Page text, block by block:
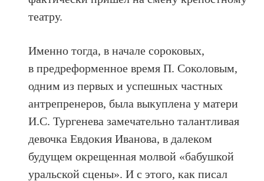
театру.
Именно тогда, в начале сороковых,
в предреформенное время П. Соколовым,
одним из первых и успешных частных
антрепренеров, была выкуплена у матери
И.С. Тургенева замечательно талантливая
девочка Евдокия Иванова, в далеком
будущем окрещенная молвой «бабушкой
уральской сцены». И с этого, как писал